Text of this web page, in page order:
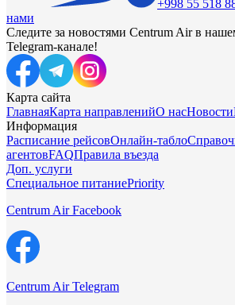
+998 55 518
нами
Следите за новостями Centrum Air в
Telegram-канале!
Карта сайта
ГлавнаяКарта направленийО насНовости
Информация
Расписание рейсовОнлайн-табло
агентовFAQПравила въезда
Доп. услуги
Специальное питаниеPriority
Centrum Air Facebook
Centrum Air Telegram